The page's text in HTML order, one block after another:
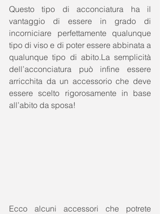
Questo tipo di acconciatura ha il
vantaggio di essere in grado di
incorniciare perfettamente qualunque
tipo di viso e di poter essere abbinata a
qualunque tipo di abito.La semplicità
dell’acconciatura può infine essere
arricchita da un accessorio che deve
essere scelto rigorosamente in base
all’abito da sposa!
Ecco alcuni accessori che potrete